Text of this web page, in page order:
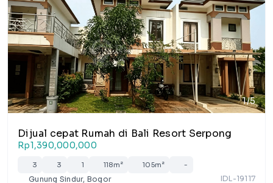
1/5
Dijual cepat Rumah di Bali Resort Serpong
Rp1,390,000,000
3 3 1 118m² 105m² -
Gunung Sindur, Bogor IDL-19117